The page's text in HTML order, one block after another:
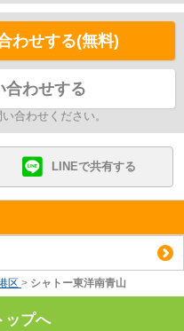
わせする(無料)
合わせする
合わせください。
LINEで共有する
区 > シャトー東洋南青山
ップへ